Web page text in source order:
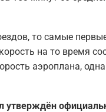
то самые
на то время
аэроплана,
утверждён